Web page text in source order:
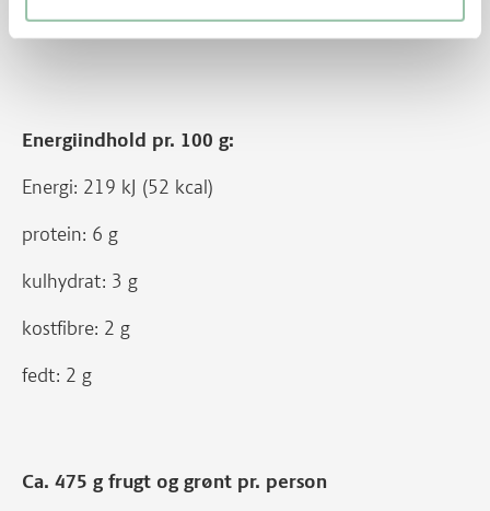
fedt: 11 g
Energiindhold pr. 100 g:
Energi: 219 kJ (52 kcal)
protein: 6 g
kulhydrat: 3 g
kostfibre: 2 g
fedt: 2 g
Ca. 475 g frugt og grønt pr. person